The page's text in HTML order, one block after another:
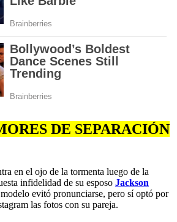
DE SEPARACIÓN
en el ojo de la tormenta luego de la
infidelidad de su esposo Jackson
evitó pronunciarse, pero sí optó por
las fotos con su pareja.